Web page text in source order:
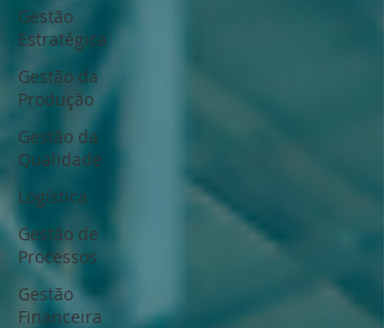
Gestão
Estratégica
Gestão da
Produção
Gestão da
Qualidade
Logística
Gestão de
Processos
Gestão
Financeira